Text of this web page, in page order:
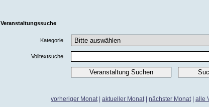
Veranstaltungssuche
Kategorie
Volltextsuche
vorheriger Monat| aktueller Monat| nächster Monat| alle